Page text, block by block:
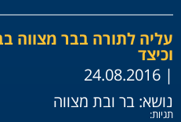
עליה לתורה בבר מצווה
וכיצד
| 24.08.2016
נושא: בר ובת מצווה
תגיות: